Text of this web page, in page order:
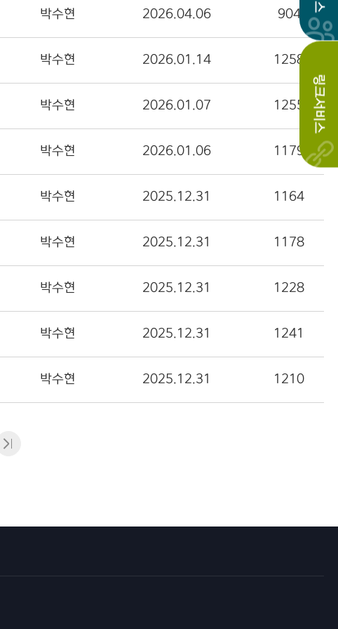
링크서비스
박수현 2026.04.06 904
박수현 2026.01.14 1258
박수현 2026.01.07 1255
박수현 2026.01.06 1179
박수현 2025.12.31 1164
박수현 2025.12.31 1178
박수현 2025.12.31 1228
박수현 2025.12.31 1241
박수현 2025.12.31 1210